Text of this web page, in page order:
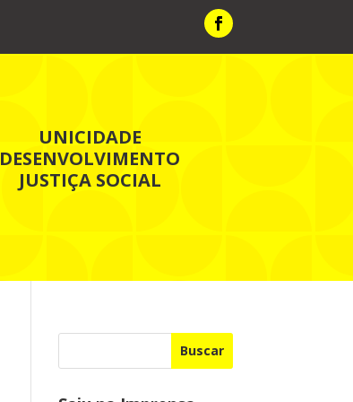
UNICIDADE
DESENVOLVIMENTO
JUSTIÇA SOCIAL
Buscar